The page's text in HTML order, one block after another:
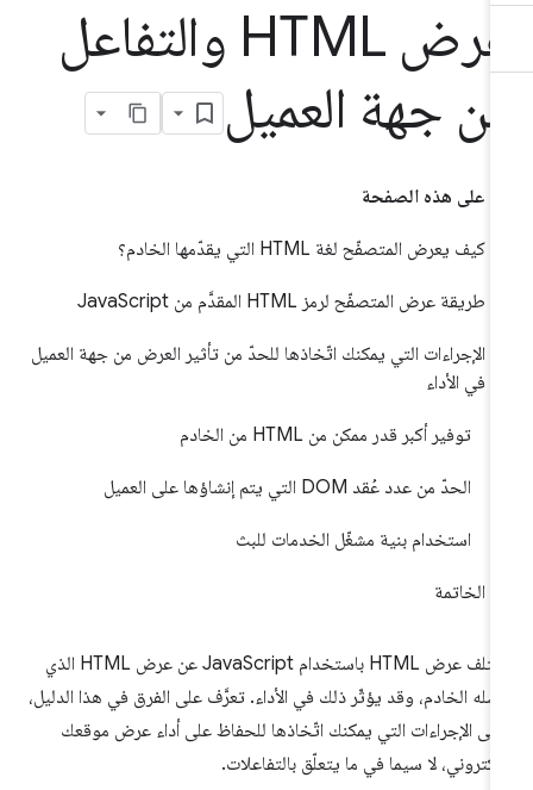
عرض HTML والتفاعل
جهة العميل
على هذه الصفحة
كيف يعرض المتصفّح لغة HTML التي يقدّمها الخادم؟
طريقة عرض المتصفّح لرمز HTML المقدَّم من JavaScript
الإجراءات التي يمكنك اتّخاذها للحدّ من تأثير العرض من جهة العميل
في الأداء
توفير أكبر قدر ممكن من HTML من الخادم
الحدّ من عدد عُقد DOM التي يتم إنشاؤها على العميل
استخدام بنية مشغّل الخدمات للبث
الخاتمة
يختلف عرض HTML باستخدام JavaScript عن عرض HTML الذي
الخادم، وقد يؤثّر ذلك في الأداء. تعرَّف على الفرق في هذا الدليل،
الإجراءات التي يمكنك اتّخاذها للحفاظ على أداء عرض موقعك
لا سيما في ما يتعلّق بالتفاعلات.